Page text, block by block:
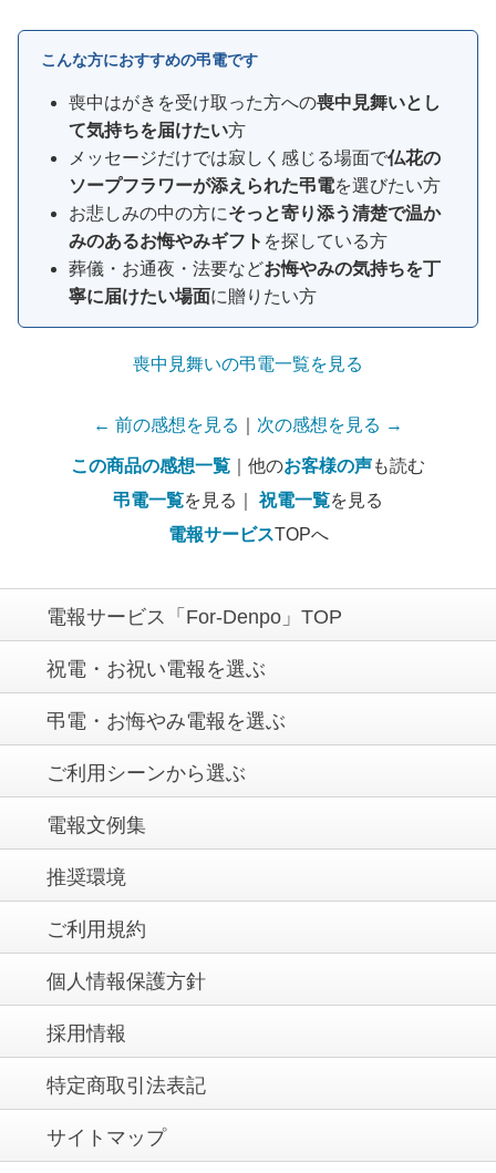
こんな方におすすめの弔電です
喪中はがきを受け取った方への喪中見舞いとし
て気持ちを届けたい方
メッセージだけでは寂しく感じる場面で仏花の
ソープフラワーが添えられた弔電を選びたい方
お悲しみの中の方にそっと寄り添う清楚で温か
みのあるお悔やみギフト を探している方
葬儀・お通夜・法要などお悔やみの気持ちを丁
寧に届けたい場面に贈りたい方
喪中見舞いの弔電一覧を見る
← 前の感想を見る 次の感想を見る →
この商品の感想一覧 ｜他のお客様の声も読む
弔電一覧を見る｜祝電一覧を見る
電報サービスTOPへ
電報サービス「For-Denpo」TOP
祝電・お祝い電報を選ぶ
弔電・お悔やみ電報を選ぶ
ご利用シーンから選ぶ
電報文例集
推奨環境
ご利用規約
個人情報保護方針
採用情報
特定商取引法表記
サイトマップ